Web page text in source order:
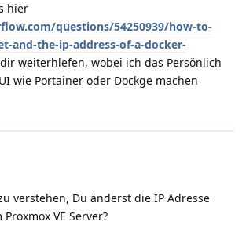
hier
questions/54250939/how-to-
and-the-ip-address-of-a-docker-
weiterhlefen, wobei ich das Persönlich
wie Portainer oder Dockge machen
verstehen, Du änderst die IP Adresse
VE Server?